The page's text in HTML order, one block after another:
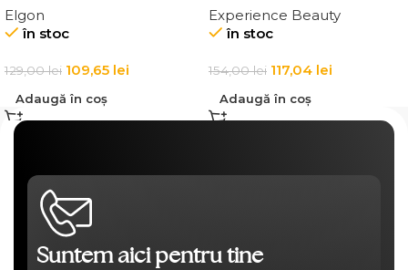
Affixx 83 Curl Creator
Cream
Elgon
în stoc
129,00lei 109,65 lei
Adaugă în coș
Elgon 20 Volumizing
Thickening Cream
Experience Beauty
în stoc
154,00lei 117,04 lei
Adaugă în coș
Suntem aici pentru tine